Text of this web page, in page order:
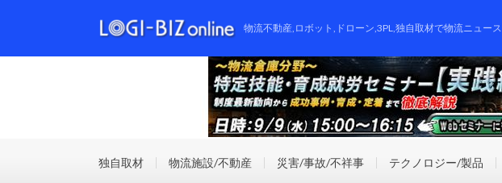
物流不動産,ロボット,ドローン,3PL,独自取材で物流ニュー
独自取材 物流施設/不動産 災害/事故/不祥事 テクノロジー/製品